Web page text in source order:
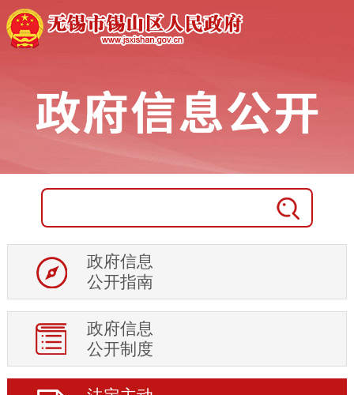
政府信息
公开指南
政府信息
公开制度
政府概况
法规文件及解读
重大决策预公开